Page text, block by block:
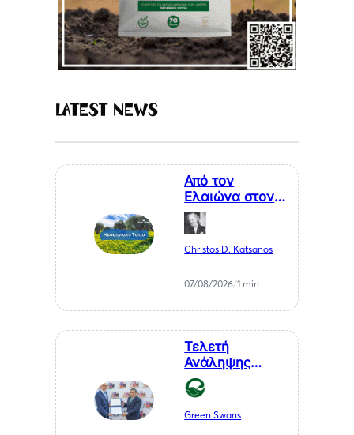
Latest News
Από τον
Ελαιώνα στον
Επισκέπτη. Η
Κυκλική
Οικονομία ως
Κλειδί για το
Μεσσηνίας
Christos D. Katsanos
07/08/2026/1 min
Τελετή
Ανάληψης
Καθηκόντων
του Επίτιμου
Προξένου της
Green Swans